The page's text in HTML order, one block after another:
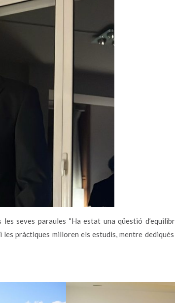
les seves paraules “Ha estat una qüestió
pràctiques milloren els estudis, mentre